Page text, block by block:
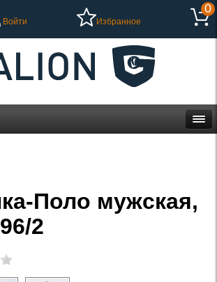
Войти Избранное
0
Поло мужская,
2